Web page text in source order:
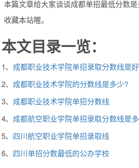
本篇文章给大家谈谈成都单招最低分数
收藏本站喔。
本文目录一览：
1、 成都职业技术学院单招录取分数线是
2、 成都职业技术学院的分数线是多少?
3、 成都职业技术学院单招分数线
4、 成都航空职业学院单招录取分数线是
5、 四川航空职业学院单招录取线
6、 四川单招分数最低的公办学校